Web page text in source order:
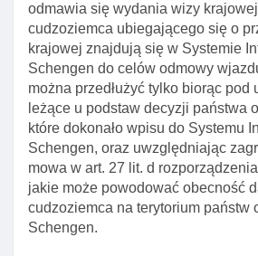
odmawia się wydania wizy
cudzoziemca ubiegającego się o
krajowej znajdują się w Systemie
Schengen do celów odmowy
można przedłużyć tylko biorąc pod
leżące u podstaw decyzji państwa
które dokonało wpisu do Systemu
Schengen, oraz uwzględniając
mowa w art. 27 lit. d
jakie może powodować obecność
cudzoziemca na terytorium państw
Schengen.
Art. 75. Decyzja w sprawie
krajowej
Art. 76. środki odwoławcze od
wydania wizy
Art. 77. Dokumenty składane
ubiegającego się o wizę krajową
Art. 77a. Przekazanie przez
odwzorowania cyfrowego
schengen I przedłożonych
Art. 77b. Opłaty za przyjęcie I